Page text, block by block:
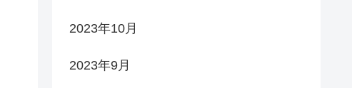
2023年10月
2023年9月